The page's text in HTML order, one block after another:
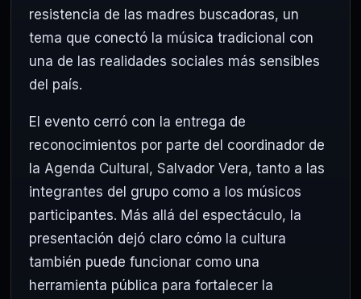
resistencia de las madres buscadoras, un
tema que conectó la música tradicional con
una de las realidades sociales más sensibles
del país.
El evento cerró con la entrega de
reconocimientos por parte del coordinador de
la Agenda Cultural, Salvador Vera, tanto a las
integrantes del grupo como a los músicos
participantes. Más allá del espectáculo, la
presentación dejó claro cómo la cultura
también puede funcionar como una
herramienta pública para fortalecer la